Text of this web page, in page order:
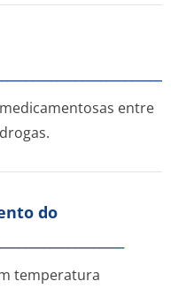
entre
do
temperatura